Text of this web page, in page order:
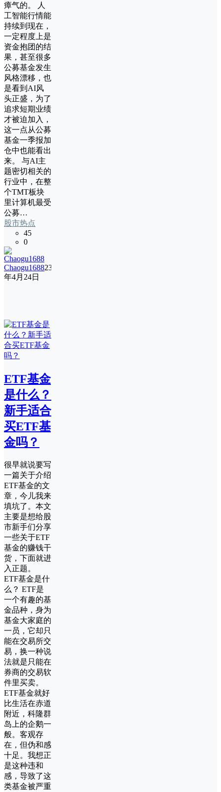
瘴气的。 人
工智能行情能
持续到现在，
一定程度上是
资金抱团的结
果，甚至很多
公募基金发生
风格漂移，也
是看到AI风
头正盛，为了
追求短期业绩
才被迫加入，
这一点从公募
基金一季报加
仓中也能看出
来。 与AI主
题密切相关的
行业中，在整
个TMT板块
里计算机最受
公募…
股市热点
45
0
Chaogu168823
年4月24日
ETF基金
是什么？
新手适合
买ETF基
金吗？
很早就说要写
一篇关于介绍
ETF基金的文
章，今儿我来
填坑了。本文
主要是想给股
市新手们分享
一些关于ETF
基金的赚钱干
货，下面就进
入正题。
ETF基金是什
么？ ETF是
一个有趣的基
金品种，身为
基金大家庭的
一员，它却只
能在交易所交
易，换一种说
法就是只能在
券商的交易软
件里买卖。
ETF基金就好
比生活在赤道
附近，科隆群
岛上的企鹅一
般。客观存
在，但伪和感
十足。我想正
是这种违和
感，导致了这
类基金被严重